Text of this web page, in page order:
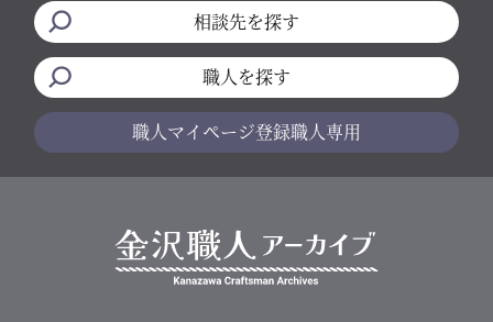
相談先を探す
職人を探す
職人マイページ登録職人専用